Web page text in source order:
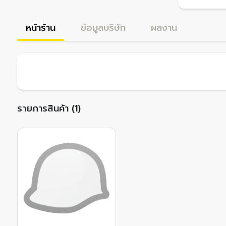
หน้าร้าน ข้อมูลบริษัท ผลงาน
รายการสินค้า (1)